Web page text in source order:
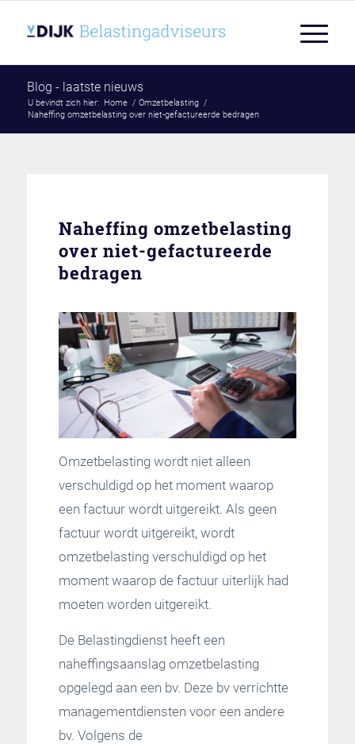
Blog - laatste nieuws
U bevindt zich hier: Home / Omzetbelasting /
Naheffing omzetbelasting over niet-gefactureerde bedragen
Naheffing omzetbelasting
over niet-gefactureerde
bedragen
Omzetbelasting wordt niet alleen
verschuldigd op het moment waarop
een factuur wordt uitgereikt. Als geen
factuur wordt uitgereikt, wordt
omzetbelasting verschuldigd op het
moment waarop de factuur uiterlijk had
moeten worden uitgereikt.
De Belastingdienst heeft een
naheffingsaanslag omzetbelasting
opgelegd aan een bv. Deze bv verrichtte
managementdiensten voor een andere
bv. Volgens de